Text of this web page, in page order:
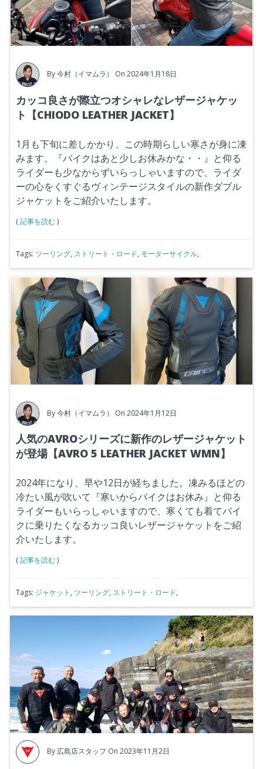
By今村（イマムラ） On 2024年1月18日
カッコ良さが際立つオシャレなレザージャケッ
ト【CHIODO LEATHER JACKET】
1月も下旬に差しかかり、この時期らしい寒さが身に凍
みます。『バイクはあと少しお休みかな・・』と仰る
ライダーも少なからずいらっしゃいますので、ライダ
ーの心をくすぐるヴィンテージスタイルの新作ダブル
ジャケットをご紹介いたします。
(記事を読む)
Tags: ツーリング, ストリート・ロード, モーターサイクル,
By今村（イマムラ） On 2024年1月12日
人気のAVROシリーズに新作のレザージャケット
が登場【AVRO 5 LEATHER JACKET WMN】
2024年になり、早や12日が経ちました。凍みるほどの
冷たい風が吹いて『寒いからバイクはお休み』と仰る
ライダーもいらっしゃいますので、寒くても着てバイ
クに乗りたくなるカッコ良いレザージャケットをご紹
介いたします。
(記事を読む)
Tags: ジャケット , ツーリング, ストリート・ロード,
By広島店スタッフ On 2023年11月2日